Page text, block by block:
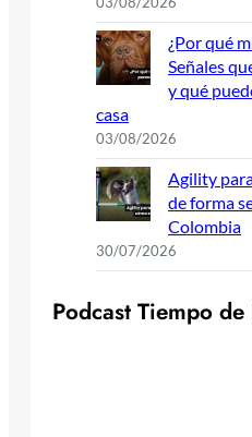
¿Por qué
Señales
y qué
casa
03/08/2026
Agility
de forma
Colombia
30/07/2026
Podcast Tiempo de